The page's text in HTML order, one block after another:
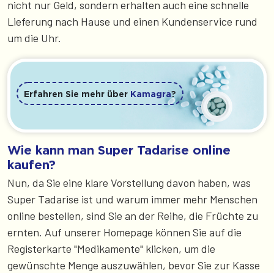
nicht nur Geld, sondern erhalten auch eine schnelle
Lieferung nach Hause und einen Kundenservice rund
um die Uhr.
Erfahren Sie mehr über Kamagra?
Wie kann man Super Tadarise online
kaufen?
Nun, da Sie eine klare Vorstellung davon haben, was
Super Tadarise ist und warum immer mehr Menschen
online bestellen, sind Sie an der Reihe, die Früchte zu
ernten. Auf unserer Homepage können Sie auf die
Registerkarte "Medikamente" klicken, um die
gewünschte Menge auszuwählen, bevor Sie zur Kasse